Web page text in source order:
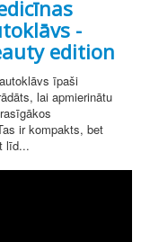
-
edition
īpaši
lai apmierinātu
ir kompakts, bet
līd...